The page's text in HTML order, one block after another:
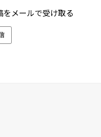
をメールで受け取る